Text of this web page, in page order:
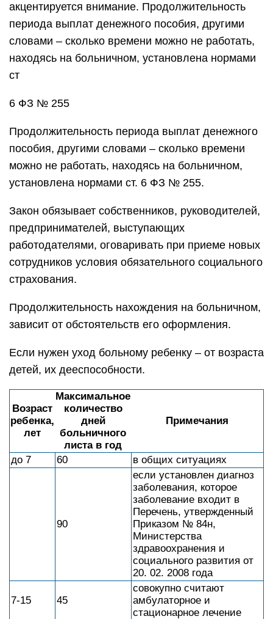
акцентируется внимание. Продолжительность
периода выплат денежного пособия, другими
словами – сколько времени можно не работать,
находясь на больничном, установлена нормами
ст
6 ФЗ № 255
Продолжительность периода выплат денежного
пособия, другими словами – сколько времени
можно не работать, находясь на больничном,
установлена нормами ст. 6 ФЗ № 255.
Закон обязывает собственников, руководителей,
предпринимателей, выступающих
работодателями, оговаривать при приеме новых
сотрудников условия обязательного социального
страхования.
Продолжительность нахождения на больничном,
зависит от обстоятельств его оформления.
Если нужен уход больному ребенку – от возраста
детей, их дееспособности.
Возраст
ребенка,
лет
Максимальное
количество
дней
больничного
листа в год
Примечания
до 7 60 в общих ситуациях
90
если установлен диагноз
заболевания, которое
заболевание входит в
Перечень, утвержденный
Приказом № 84н,
Министерства
здравоохранения и
социального развития от
20. 02. 2008 года
7-15 45
совокупно считают
амбулаторное и
стационарное лечение